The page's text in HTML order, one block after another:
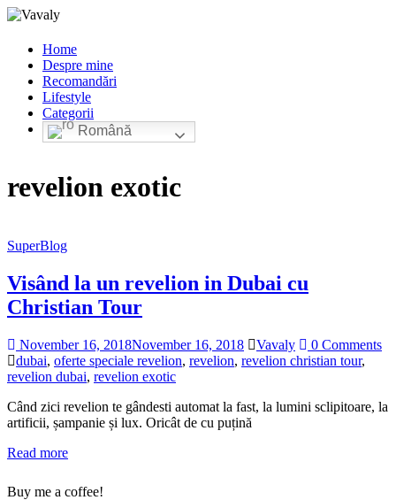
Home
Despre mine
Recomandări
Lifestyle
Categorii
Română
revelion exotic
SuperBlog
Visând la un revelion in Dubai cu
Christian Tour
November 16, 2018November 16, 2018 Vavaly
0 Comments
dubai, oferte speciale revelion, revelion, revelion christian tour,
revelion dubai, revelion exotic
Când zici revelion te gândesti automat la fast, la lumini sclipitoare, la
artificii, șampanie și lux. Oricât de cu puțină
Read more
Buy me a coffee!